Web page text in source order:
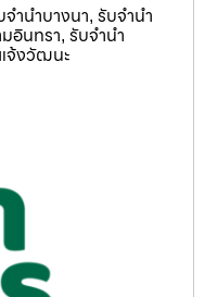
จำนำบางนา, รับจำนำ
อินทรา, รับจำนำ
จ้งวัฒนะ